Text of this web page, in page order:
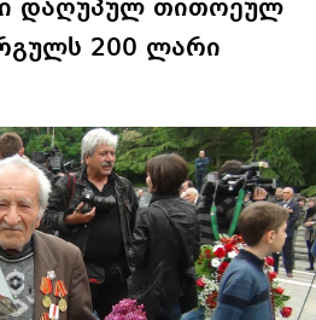
დაღუპულ თითოეულ
200 ლარი